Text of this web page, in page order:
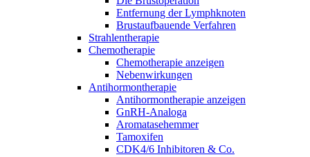
Entfernung der Lymphknoten
Brustaufbauende Verfahren
Strahlentherapie
Chemotherapie
Chemotherapie anzeigen
Nebenwirkungen
Antihormontherapie
Antihormontherapie anzeigen
GnRH-Analoga
Aromatasehemmer
Tamoxifen
CDK4/6 Inhibitoren & Co.